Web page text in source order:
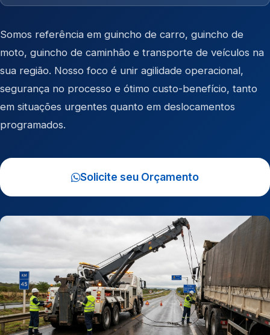
Somos referência em guincho de carro, guincho de
moto, guincho de caminhão e transporte de veículos na
sua região. Nosso foco é unir agilidade operacional,
segurança no processo e ótimo custo-benefício, tanto
em situações urgentes quanto em deslocamentos
programados.
Solicite seu Orçamento